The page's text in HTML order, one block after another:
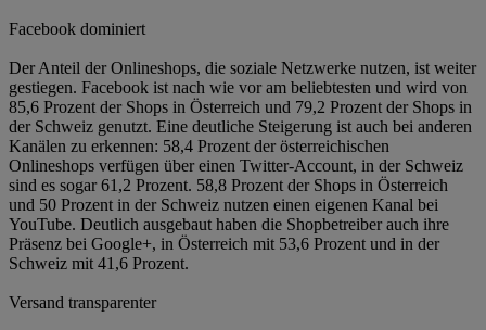
Facebook dominiert
Der Anteil der Onlineshops, die soziale Netzwerke nutzen, ist weiter
gestiegen. Facebook ist nach wie vor am beliebtesten und wird von
85,6 Prozent der Shops in Österreich und 79,2 Prozent der Shops in
der Schweiz genutzt. Eine deutliche Steigerung ist auch bei anderen
Kanälen zu erkennen: 58,4 Prozent der österreichischen
Onlineshops verfügen über einen Twitter-Account, in der Schweiz
sind es sogar 61,2 Prozent. 58,8 Prozent der Shops in Österreich
und 50 Prozent in der Schweiz nutzen einen eigenen Kanal bei
YouTube. Deutlich ausgebaut haben die Shopbetreiber auch ihre
Präsenz bei Google+, in Österreich mit 53,6 Prozent und in der
Schweiz mit 41,6 Prozent.
Versand transparenter